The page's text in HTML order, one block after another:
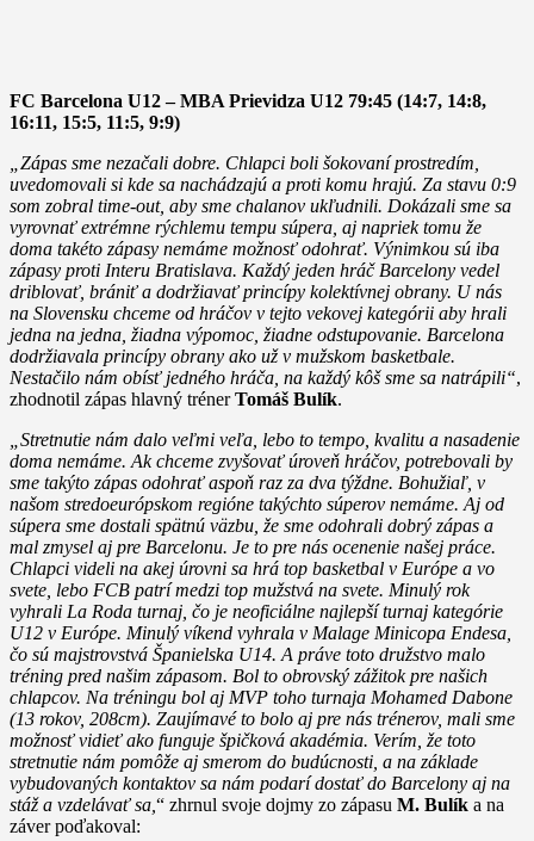
FC Barcelona U12 – MBA Prievidza U12 79:45 (14:7, 14:8,
16:11, 15:5, 11:5, 9:9)
„Zápas sme nezačali dobre. Chlapci boli šokovaní prostredím,
uvedomovali si kde sa nachádzajú a proti komu hrajú. Za stavu 0:9
som zobral time-out, aby sme chalanov ukľudnili. Dokázali sme sa
vyrovnať extrémne rýchlemu tempu súpera, aj napriek tomu že
doma takéto zápasy nemáme možnosť odohrať. Výnimkou sú iba
zápasy proti Interu Bratislava. Každý jeden hráč Barcelony vedel
driblovať, brániť a dodržiavať princípy kolektívnej obrany. U nás
na Slovensku chceme od hráčov v tejto vekovej kategórii aby hrali
jedna na jedna, žiadna výpomoc, žiadne odstupovanie. Barcelona
dodržiavala princípy obrany ako už v mužskom basketbale.
Nestačilo nám obísť jedného hráča, na každý kôš sme sa natrápili“,
zhodnotil zápas hlavný trénerTomáš Bulík.
„Stretnutie nám dalo veľmi veľa, lebo to tempo, kvalitu a nasadenie
doma nemáme. Ak chceme zvyšovať úroveň hráčov, potrebovali by
sme takýto zápas odohrať aspoň raz za dva týždne. Bohužiaľ, v
našom stredoeurópskom regióne takýchto súperov nemáme. Aj od
súpera sme dostali spätnú väzbu, že sme odohrali dobrý zápas a
mal zmysel aj pre Barcelonu. Je to pre nás ocenenie našej práce.
Chlapci videli na akej úrovni sa hrá top basketbal v Európe a vo
svete, lebo FCB patrí medzi top mužstvá na svete. Minulý rok
vyhrali La Roda turnaj, čo je neoficiálne najlepší turnaj kategórie
U12 v Európe. Minulý víkend vyhrala v Malage Minicopa Endesa,
čo sú majstrovstvá Španielska U14. A práve toto družstvo malo
tréning pred našim zápasom. Bol to obrovský zážitok pre našich
chlapcov. Na tréningu bol aj MVP toho turnaja Mohamed Dabone
(13 rokov, 208cm). Zaujímavé to bolo aj pre nás trénerov, mali sme
možnosť vidieť ako funguje špičková akadémia. Verím, že toto
stretnutie nám pomôže aj smerom do budúcnosti, a na základe
vybudovaných kontaktov sa nám podarí dostať do Barcelony aj na
stáž a vzdelávať sa, “ zhrnul svoje dojmy zo zápasu M. Bulík a na
záver poďakoval: